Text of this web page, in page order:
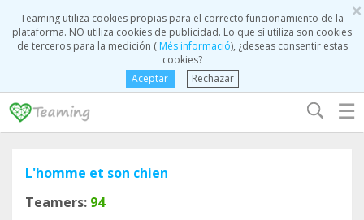
×
Teaming utiliza cookies propias para el correcto funcionamiento de la
plataforma. NO utiliza cookies de publicidad. Lo que sí utiliza son cookies
de terceros para la medición (Més informació), ¿deseas consentir estas
cookies?
Aceptar
Rechazar
☰
L'homme et son chien
Teamers: 94